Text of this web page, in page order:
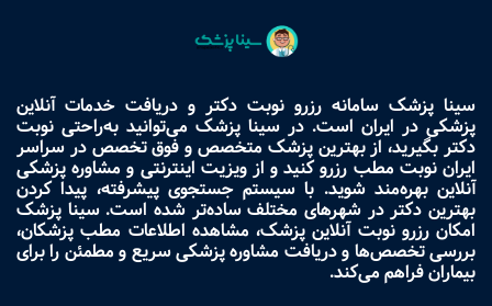
سینا پزشک سامانه رزرو نوبت دکتر و دریافت خدمات آنلاین
پزشکی در ایران است. در سینا پزشک می‌توانید به‌راحتی نوبت
دکتر بگیرید، از بهترین پزشک متخصص و فوق تخصص در سراسر
ایران نوبت مطب رزرو کنید و از ویزیت اینترنتی و مشاوره پزشکی
آنلاین بهره‌مند شوید. با سیستم جستجوی پیشرفته، پیدا کردن
بهترین دکتر در شهرهای مختلف ساده‌تر شده است. سینا پزشک
امکان رزرو نوبت آنلاین پزشک، مشاهده اطلاعات مطب پزشکان،
بررسی تخصص‌ها و دریافت مشاوره پزشکی سریع و مطمئن را برای
بیماران فراهم می‌کند.